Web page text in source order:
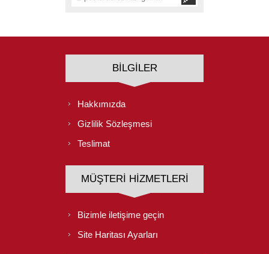
BILGILER
Hakkımızda
Gizlilik Sözleşmesi
Teslimat
MÜŞTERI HIZMETLERI
Bizimle iletişime geçin
Site Haritası Ayarları